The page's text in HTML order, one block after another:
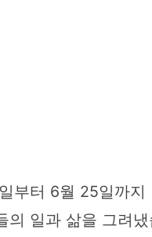
부터 6월 25일까
일과 삶을 그려